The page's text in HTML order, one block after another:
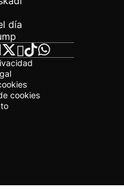
día
cookies